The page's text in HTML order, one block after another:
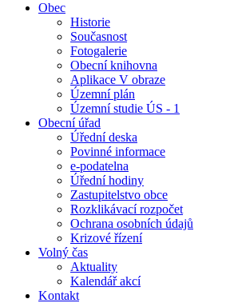
Obec
Historie
Současnost
Fotogalerie
Obecní knihovna
Aplikace V obraze
Územní plán
Územní studie ÚS - 1
Obecní úřad
Úřední deska
Povinné informace
e-podatelna
Úřední hodiny
Zastupitelstvo obce
Rozklikávací rozpočet
Ochrana osobních údajů
Krizové řízení
Volný čas
Aktuality
Kalendář akcí
Kontakt